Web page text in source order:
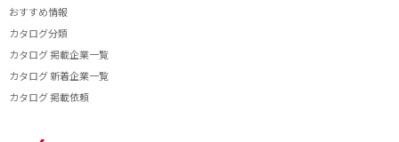
おすすめ情報
カタログ分類
カタログ 掲載企業一覧
カタログ 新着企業一覧
カタログ 掲載依頼